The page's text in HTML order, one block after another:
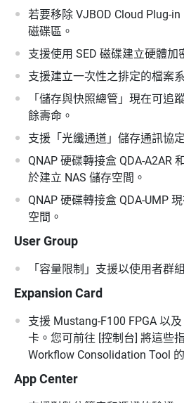
若要移除 VJBOD Cloud Plug-
磁碟區。
支援使用 SED 磁碟建立硬體加
支援建立一次性之排定的檔案
「儲存與快照總管」現在可追
餘壽命。
支援「光纖通道」儲存通訊協
QNAP 硬碟轉接盒 QDA-A2AR
於建立 NAS 儲存空間。
QNAP 硬碟轉接盒 QDA-UMP
空間。
User Group
「容量限制」支援以使用者群
Expansion Card
支援 Mustang-F100 FPGA 以
卡。您可前往 [控制台] 將這些
Workflow Consolidation Tool
App Center